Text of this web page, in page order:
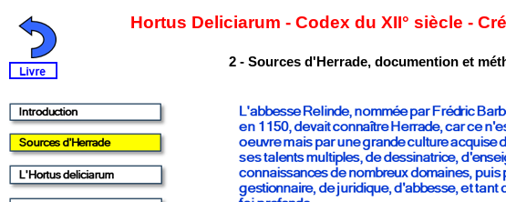
Hortus Deliciarum - Codex du XII° siècle -
2 - Sources d'Herrade, documention et